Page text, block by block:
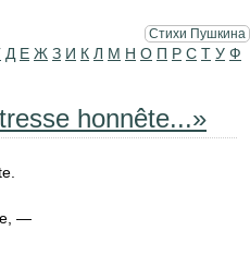
Стихи Пушкина
Д Е Ж З И К Л М Н О П Р С Т У Ф
honnête...»
—